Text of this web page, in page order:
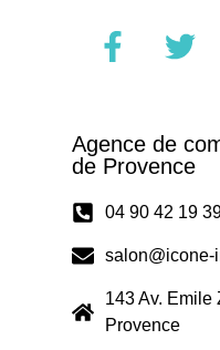
Agence de
de Provence
04 90 42 19
salon@icone-
143 Av. Emile
Provence